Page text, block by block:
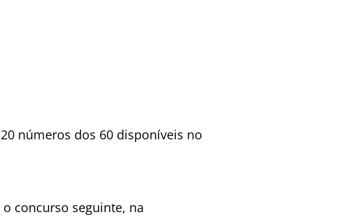
números dos 60 disponíveis no
concurso seguinte, na